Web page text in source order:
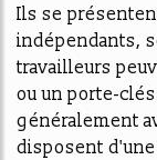
Ils se
indépendants,
travailleurs
ou un porte-
généralement
disposent